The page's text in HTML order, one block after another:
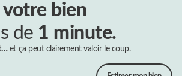
votre bien
de 1 minute.
et ça peut clairement valoir le coup.